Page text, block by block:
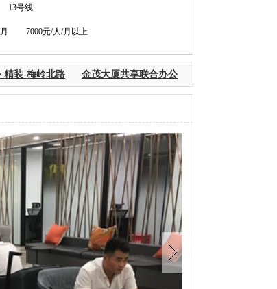
13号线
7000元/人/月以上
装-梅岭北路 金茂大厦共享联合办公